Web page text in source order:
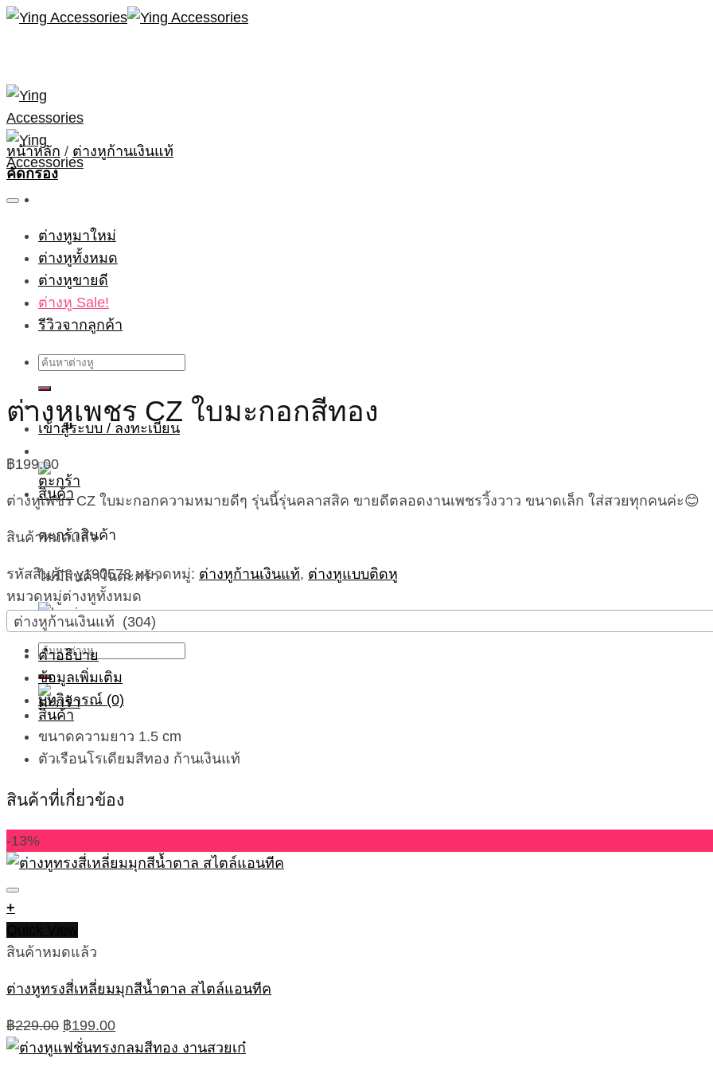
Skip
ต่างหูมาใหม่
ต่างหูทั้งหมด
ต่างหูขายดี
ต่างหู Sale!
รีวิวจากลูกค้า
ค้นหา:
เข้าสู่ระบบ / ลงทะเบียน
ตะกร้าสินค้า
ไม่มีสินค้าในตะกร้า
ค้นหา:
หน้าหลัก / ต่างหูก้านเงินแท้
คัดกรอง
ต่างหูเพชร CZ ใบมะกอกสีทอง
฿199.00
ต่างหูเพชร CZ ใบมะกอกความหมายดีๆ รุ่นนี้รุ่นคลาสสิค ขายดีตลอดงานเพชรวิ้งวาว ขนาดเล็ก ใส่สวยทุกคนค่ะ😊
สินค้าหมดแล้ว
รหัสสินค้า:y190578 หมวดหมู่: ต่างหูก้านเงินแท้, ต่างหูแบบติดหู
หมวดหมู่ต่างหูทั้งหมด
ต่างหูก้านเงินแท้ (304)
คำอธิบาย
ข้อมูลเพิ่มเติม
บทวิจารณ์ (0)
ขนาดความยาว 1.5 cm
ตัวเรือนโรเดียมสีทอง ก้านเงินแท้
สินค้าที่เกี่ยวข้อง
-13%
+
สินค้าหมดแล้ว
ต่างหูทรงสี่เหลี่ยมมุกสีน้ำตาล สไตล์แอนทีค
฿229.00 Original
price
฿199.00Current
price